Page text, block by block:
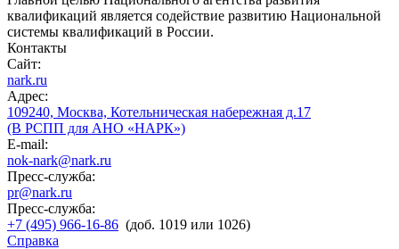
квалификаций является содействие развитию Национальной
системы квалификаций в России.
Контакты
Сайт:
nark.ru
Адрес:
109240, Москва, Котельническая набережная д.17
(В РСПП для АНО «НАРК»)
E-mail:
nok-nark@nark.ru
Пресс-служба:
pr@nark.ru
Пресс-служба:
+7 (495) 966-16-86 (доб. 1019 или 1026)
Справка